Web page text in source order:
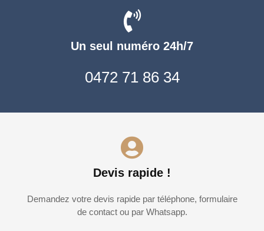
Un seul numéro 24h/7
0472 71 86 34
Devis rapide !
Demandez votre devis rapide par téléphone, formulaire
de contact ou par Whatsapp.